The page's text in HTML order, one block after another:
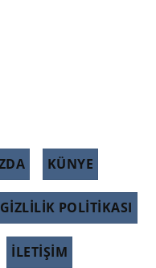
KÜNYE
GIZLILIK POLITIKASI
İLETİŞİM